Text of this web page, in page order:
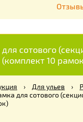
сотового
(комплект 10
› Для ульев ›
для сотового